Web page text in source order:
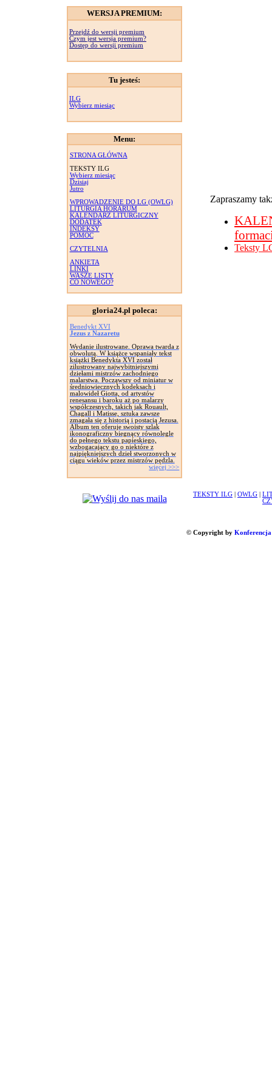
WERSJA PREMIUM:
Przejdź do wersji premium
Czym jest wersja premium?
Dostęp do wersji premium
Tu jesteś:
ILG
Wybierz miesiąc
Menu:
STRONA GŁÓWNA
TEKSTY ILG
Wybierz miesiąc
Dzisiaj
Jutro
WPROWADZENIE DO LG (OWLG)
LITURGIA HORARUM
KALENDARZ LITURGICZNY
DODATEK
INDEKSY
POMOC
CZYTELNIA
ANKIETA
LINKI
WASZE LISTY
CO NOWEGO?
gloria24.pl poleca:
Benedykt XVI
Jezus z Nazaretu
Wydanie ilustrowane. Oprawa twarda z
obwolutą. W książce wspaniały tekst
książki Benedykta XVI został
zilustrowany najwybitniejszymi
dziełami mistrzów zachodniego
malarstwa. Począwszy od miniatur w
średniowiecznych kodeksach i
malowideł Giotta, od artystów
renesansu i baroku aż po malarzy
współczesnych, takich jak Rouault,
Chagall i Matisse, sztuka zawsze
zmagała się z historią i postacią Jezusa.
Album ten oferuje swoisty szlak
ikonograficzny biegnący równolegle
do pełnego tekstu papieskiego,
wzbogacający go o niektóre z
najpiękniejszych dzieł stworzonych w
ciągu wieków przez mistrzów pędzla.
więcej >>>
Zapraszamy
Teksty
TEKSTY ILG OWLG
© Copyright by Konferencja